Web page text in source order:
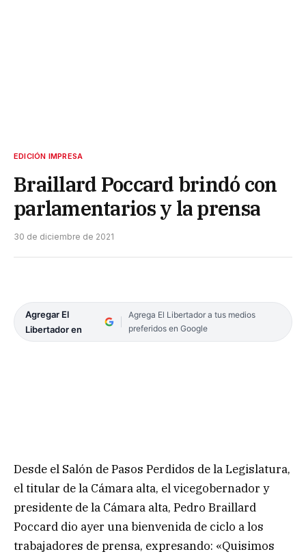
EDICIÓN IMPRESA
Braillard Poccard brindó con
parlamentarios y la prensa
30 de diciembre de 2021
Agregar El
Libertador en
Agrega El Libertador a tus medios
preferidos en Google
Desde el Salón de Pasos Perdidos de la Legislatura,
el titular de la Cámara alta, el vicegobernador y
presidente de la Cámara alta, Pedro Braillard
Poccard dio ayer una bienvenida de ciclo a los
trabajadores de prensa, expresando: «Quisimos